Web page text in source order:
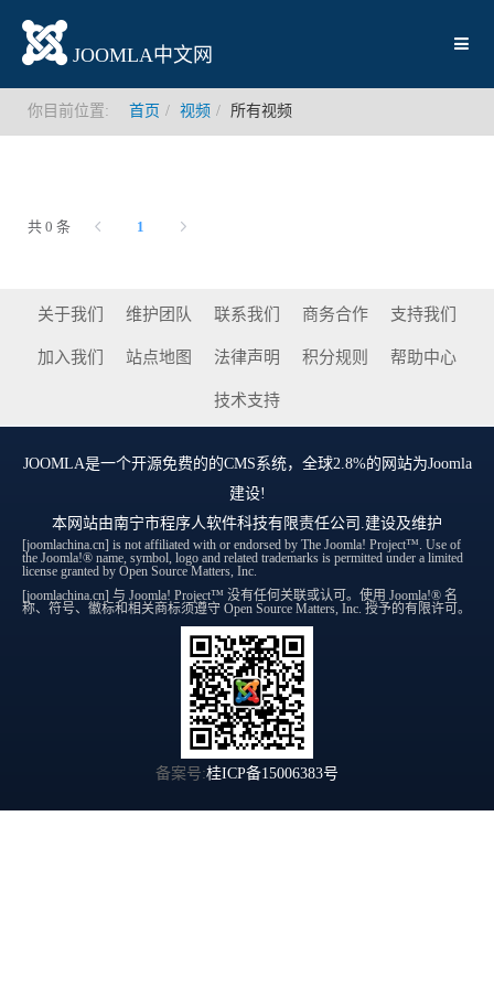
JOOMLA中文网
你目前位置: 首页 视频 所有视频
共 0 条 1
关于我们 维护团队 联系我们 商务合作 支持我们
加入我们 站点地图 法律声明 积分规则 帮助中心
技术支持
JOOMLA是一个开源免费的的CMS系统，全球2.8%的网站为Joomla
建设!
本网站由南宁市程序人软件科技有限责任公司 .建设及维护
[joomlachina.cn] is not affiliated with or endorsed by The Joomla! Project™. Use of
the Joomla!® name, symbol, logo and related trademarks is permitted under a limited
license granted by Open Source Matters, Inc.
[joomlachina.cn] 与 Joomla! Project™ 没有任何关联或认可。使用 Joomla!® 名
称、符号、徽标和相关商标须遵守 Open Source Matters, Inc. 授予的有限许可。
备案号:桂ICP备15006383号